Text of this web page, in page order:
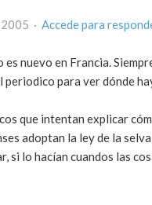
· Accede para
nuevo en Francia.
periodico para ver dónde
que intentan explicar
adoptan la ley de la
si lo hacían cuandos las